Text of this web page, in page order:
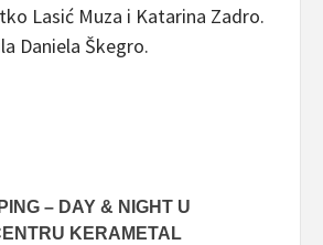
Lasić Muza i Katarina Zadro.
Daniela Škegro.
– DAY & NIGHT U
KERAMETAL